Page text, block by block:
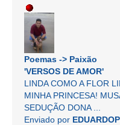
Poemas -> Paixão
'VERSOS DE AMOR'
LINDA COMO A FLOR
MINHA PRINCESA!
SEDUÇÃO DONA ...
Enviado por